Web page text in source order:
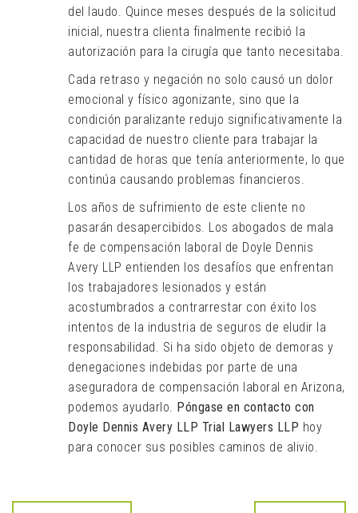
del laudo. Quince meses después de la solicitud
inicial, nuestra clienta finalmente recibió la
autorización para la cirugía que tanto necesitaba.
Cada retraso y negación no solo causó un dolor
emocional y físico agonizante, sino que la
condición paralizante redujo significativamente la
capacidad de nuestro cliente para trabajar la
cantidad de horas que tenía anteriormente, lo que
continúa causando problemas financieros.
Los años de sufrimiento de este cliente no
pasarán desapercibidos. Los abogados de mala
fe de compensación laboral de Doyle Dennis
Avery LLP entienden los desafíos que enfrentan
los trabajadores lesionados y están
acostumbrados a contrarrestar con éxito los
intentos de la industria de seguros de eludir la
responsabilidad. Si ha sido objeto de demoras y
denegaciones indebidas por parte de una
aseguradora de compensación laboral en Arizona,
podemos ayudarlo. Póngase en contacto con
Doyle Dennis Avery LLP Trial Lawyers LLP hoy
para conocer sus posibles caminos de alivio.